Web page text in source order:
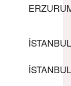
İSTANBUL
İSTANBUL